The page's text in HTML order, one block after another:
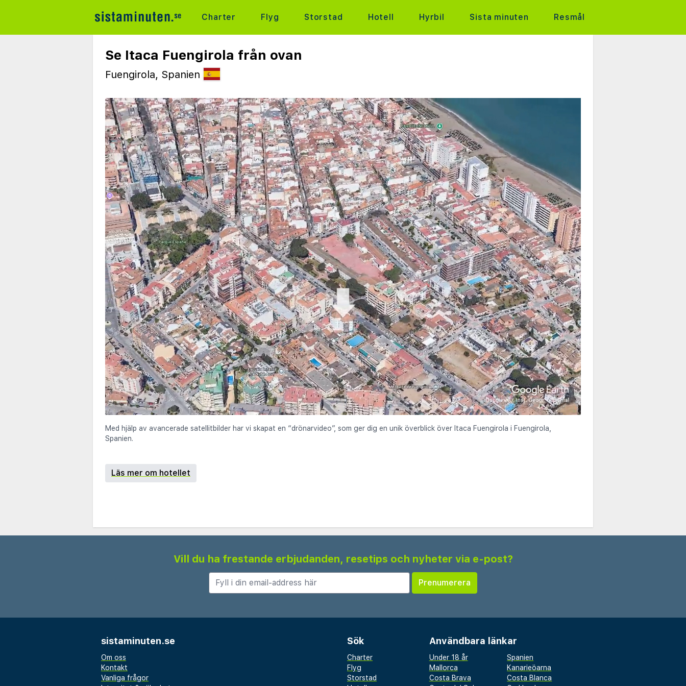
Charter Flyg Storstad Hotell Hyrbil Sista minuten Resmål
Se Itaca Fuengirola från ovan
Fuengirola, Spanien
Med hjälp av avancerade satellitbilder har vi skapat en “drönarvideo”, som ger dig en unik överblick över Itaca Fuengirola i Fuengirola,
Spanien.
Läs mer om hotellet
Vill du ha frestande erbjudanden, resetips och nyheter via e-post?
sistaminuten.se
Om oss
Kontakt
Vanliga frågor
Sök
Charter
Flyg
Storstad
Användbara länkar
Under 18 år
Spanien
Mallorca
Kanarieöarna
Costa Brava
Costa Blanca